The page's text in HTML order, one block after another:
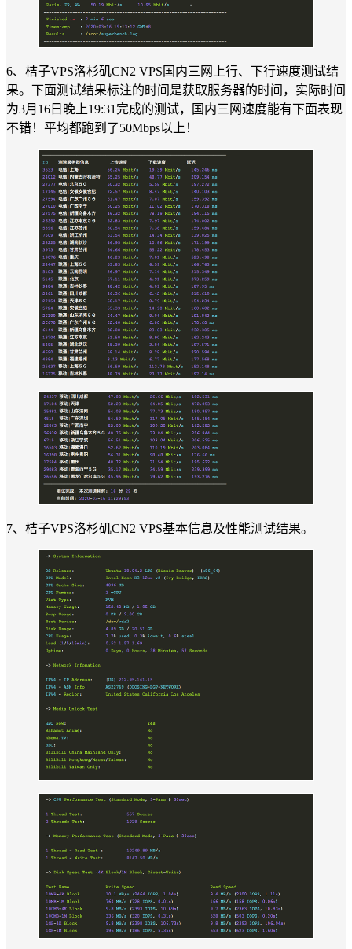
6、桔子VPS洛杉矶CN2 VPS国内三网上行、下行速度测试结
果。下面测试结果标注的时间是获取服务器的时间，实际时间
为3月16日晚上19:31完成的测试，国内三网速度能有下面表现
不错！平均都跑到了50Mbps以上！
7、桔子VPS洛杉矶CN2 VPS基本信息及性能测试结果。